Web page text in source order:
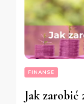
FINANSE
Jak zarobić